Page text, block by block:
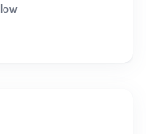
low